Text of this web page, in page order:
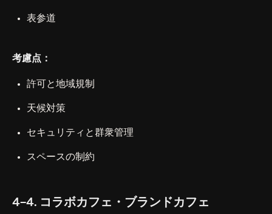
表参道
考慮点：
許可と地域規制
天候対策
セキュリティと群衆管理
スペースの制約
4-4. コラボカフェ・ブランドカフェ